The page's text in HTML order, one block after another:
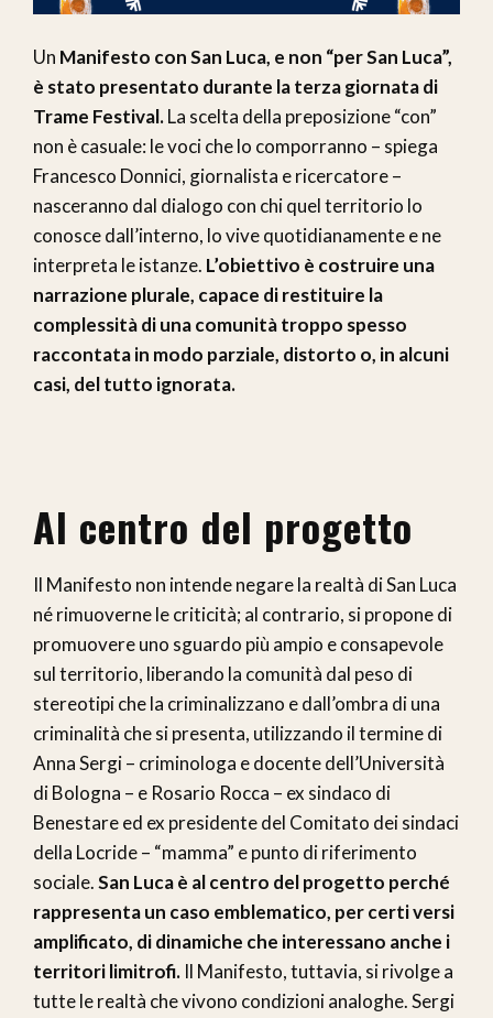
Un Manifesto con San Luca, e non “per San Luca”,
è stato presentato durante la terza giornata di
Trame Festival.La scelta della preposizione “con”
non è casuale: le voci che lo comporranno – spiega
Francesco Donnici, giornalista e ricercatore –
nasceranno dal dialogo con chi quel territorio lo
conosce dall’interno, lo vive quotidianamente e ne
interpreta le istanze. L’obiettivo è costruire una
narrazione plurale, capace di restituire la
complessità di una comunità troppo spesso
raccontata in modo parziale, distorto o, in alcuni
casi, del tutto ignorata.
Al centro del progetto
Il Manifesto non intende negare la realtà di San Luca
né rimuoverne le criticità; al contrario, si propone di
promuovere uno sguardo più ampio e consapevole
sul territorio, liberando la comunità dal peso di
stereotipi che la criminalizzano e dall’ombra di una
criminalità che si presenta, utilizzando il termine di
Anna Sergi – criminologa e docente dell’Università
di Bologna – e Rosario Rocca – ex sindaco di
Benestare ed ex presidente del Comitato dei sindaci
della Locride – “mamma” e punto di riferimento
sociale.San Luca è al centro del progetto perché
rappresenta un caso emblematico, per certi versi
amplificato, di dinamiche che interessano anche i
territori limitrofi. Il Manifesto, tuttavia, si rivolge a
tutte le realtà che vivono condizioni analoghe. Sergi